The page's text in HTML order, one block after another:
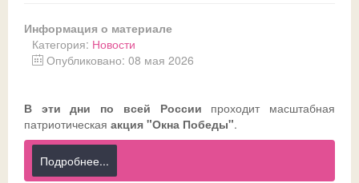
Успехи
Школьный театр
Информация о материале
Категория: Новости
Опубликовано: 08 мая 2026
В эти дни по всей России проходит масштабная
патриотическая акция "Окна Победы".
Подробнее...